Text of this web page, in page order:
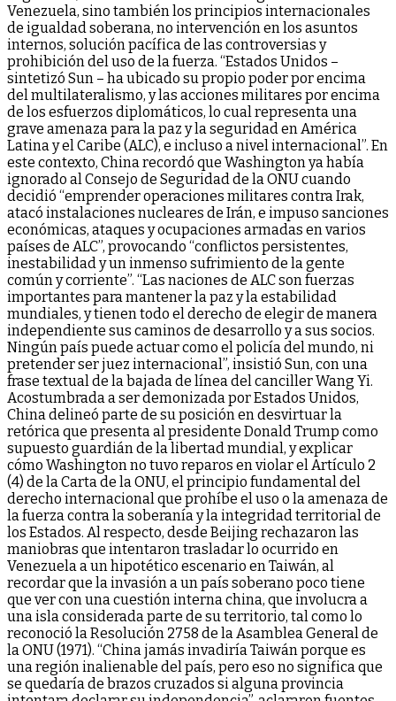
Venezuela, sino también los principios internacionales
de igualdad soberana, no intervención en los asuntos
internos, solución pacífica de las controversias y
prohibición del uso de la fuerza. “Estados Unidos –
sintetizó Sun – ha ubicado su propio poder por encima
del multilateralismo, y las acciones militares por encima
de los esfuerzos diplomáticos, lo cual representa una
grave amenaza para la paz y la seguridad en América
Latina y el Caribe (ALC), e incluso a nivel internacional”. En
este contexto, China recordó que Washington ya había
ignorado al Consejo de Seguridad de la ONU cuando
decidió “emprender operaciones militares contra Irak,
atacó instalaciones nucleares de Irán, e impuso sanciones
económicas, ataques y ocupaciones armadas en varios
países de ALC”, provocando “conflictos persistentes,
inestabilidad y un inmenso sufrimiento de la gente
común y corriente”. “Las naciones de ALC son fuerzas
importantes para mantener la paz y la estabilidad
mundiales, y tienen todo el derecho de elegir de manera
independiente sus caminos de desarrollo y a sus socios.
Ningún país puede actuar como el policía del mundo, ni
pretender ser juez internacional”, insistió Sun, con una
frase textual de la bajada de línea del canciller Wang Yi.
Acostumbrada a ser demonizada por Estados Unidos,
China delineó parte de su posición en desvirtuar la
retórica que presenta al presidente Donald Trump como
supuesto guardián de la libertad mundial, y explicar
cómo Washington no tuvo reparos en violar el Artículo 2
(4) de la Carta de la ONU, el principio fundamental del
derecho internacional que prohíbe el uso o la amenaza de
la fuerza contra la soberanía y la integridad territorial de
los Estados. Al respecto, desde Beijing rechazaron las
maniobras que intentaron trasladar lo ocurrido en
Venezuela a un hipotético escenario en Taiwán, al
recordar que la invasión a un país soberano poco tiene
que ver con una cuestión interna china, que involucra a
una isla considerada parte de su territorio, tal como lo
reconoció la Resolución 2758 de la Asamblea General de
la ONU (1971). “China jamás invadiría Taiwán porque es
una región inalienable del país, pero eso no significa que
se quedaría de brazos cruzados si alguna provincia